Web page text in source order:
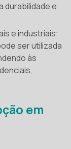
durabilidade e
e industriais:
ser utilizada
às
em